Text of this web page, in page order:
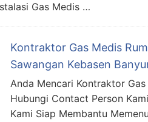
Gas Medis …
Kontraktor Gas Medis
Sawangan Kebasen
Anda Mencari Kontraktor
Hubungi Contact Person
Kami Siap Membantu